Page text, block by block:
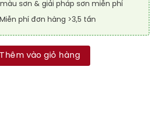
sơn & giải pháp sơn miễn phí
phí đơn hàng >3,5 tấn
RAL RAFLOOR ANTI-STATIC 1027 số
Thêm vào giỏ hàng